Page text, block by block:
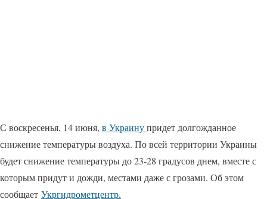
С воскресенья, 14 июня, в Украинупридет долгожданное
снижение температуры воздуха. По всей территории Украины
будет снижение температуры до 23-28 градусов днем, вместе с
которым придут и дожди, местами даже с грозами. Об этом
сообщает Укргидрометцентр.